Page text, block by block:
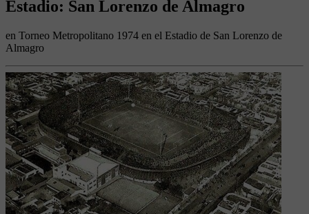
Estadio: San Lorenzo de Almagro
en Torneo Metropolitano 1974 en el Estadio de San Lorenzo de
Almagro